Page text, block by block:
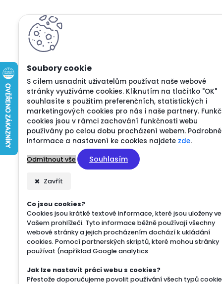
S cílem usnadnit uživatelům používat naše webové
stránky využíváme cookies. Kliknutím na tlačítko "OK"
souhlasíte s použitím preferenčních, statistických i
marketingových cookies pro nás i naše partnery.
cookies jsou v rámci zachování funkčnosti webu
používány po celou dobu procházení webem. Podrobné
informace a nastavení ke cookies najdete zde.
Odmítnout vše Souhlasím
Zavřít
Co jsou cookies?
Cookies jsou krátké textové informace, které jsou uloženy ve
Vašem prohlížeči. Tyto informace běžně používají všechny
webové stránky a jejich procházením dochází k ukládání
cookies. Pomocí partnerských skriptů, které mohou stránky
používat (například Google analytics
Jak lze nastavit práci webu s cookies?
Přestože doporučujeme povolit používání všech typů